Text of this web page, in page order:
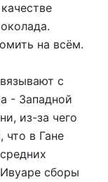
на всём.
с
- Западной
из-за чего
что в Гане
сборы